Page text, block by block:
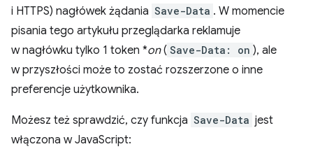
i HTTPS) nagłówek żądania Save-Data . W momencie
pisania tego artykułu przeglądarka reklamuje
w nagłówku tylko 1 token *on( Save-Data: on ), ale
w przyszłości może to zostać rozszerzone o inne
preferencje użytkownika.
Możesz też sprawdzić, czy funkcja Save-Data jest
włączona w JavaScript: